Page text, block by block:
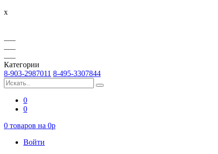
x
Категории
8-903-2987011 8-495-3307844
0
0
0 товаров на 0p
Войти